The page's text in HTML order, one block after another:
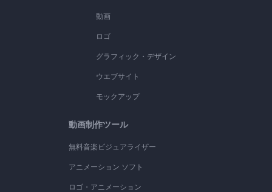
動画
ロゴ
グラフィック・デザイン
ウエブサイト
モックアップ
動画制作ツール
無料音楽ビジュアライザー
アニメーション ソフト
ロゴ・アニメーション